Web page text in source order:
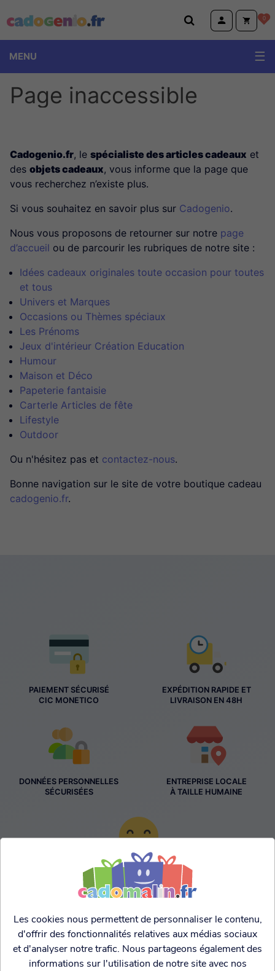
Cadogenio.fr 0
MENU
Page inaccessible
Cadogenio.fr, le spécialiste des articles cadeaux et
des objets cadeaux, vous informe que la page que
vous recherchez n’existe plus.
Si vous souhaitez en savoir plus sur Cadogenio.
Nous vous proposons de retourner sur notre page
d’accueil ou de parcourir les rubriques de notre site :
Idées cadeaux originales toute occasion pour toutes
et tous
Univers et Marques
Occasions ou Thèmes spéciaux
Les Prénoms
Jeux d'intérieur Création Education
Humour
Maison et Déco
Papeterie fantaisie
CarterIe Articles de fête
Lifestyle
Outdoor
Ou n'hésitez pas et contactez-nous.
Bonne navigation sur le site de votre boutique cadeau
cadogenio.fr.
PAIEMENT SÉCURISÉ
CIC MONETICO
EXPÉDITION RAPIDE ET
LIVRAISON EN 48H
DONNÉES PERSONNELLES
SÉCURISÉES
ENTREPRISE LOCALE
À TAILLE HUMAINE
TARIFS AGRESSIFS &
FRANCO LEGER
Les cookies nous permettent de personnaliser le contenu,
d'offrir des fonctionnalités relatives aux médias sociaux
et d'analyser notre trafic. Nous partageons également des
informations sur l'utilisation de notre site avec nos